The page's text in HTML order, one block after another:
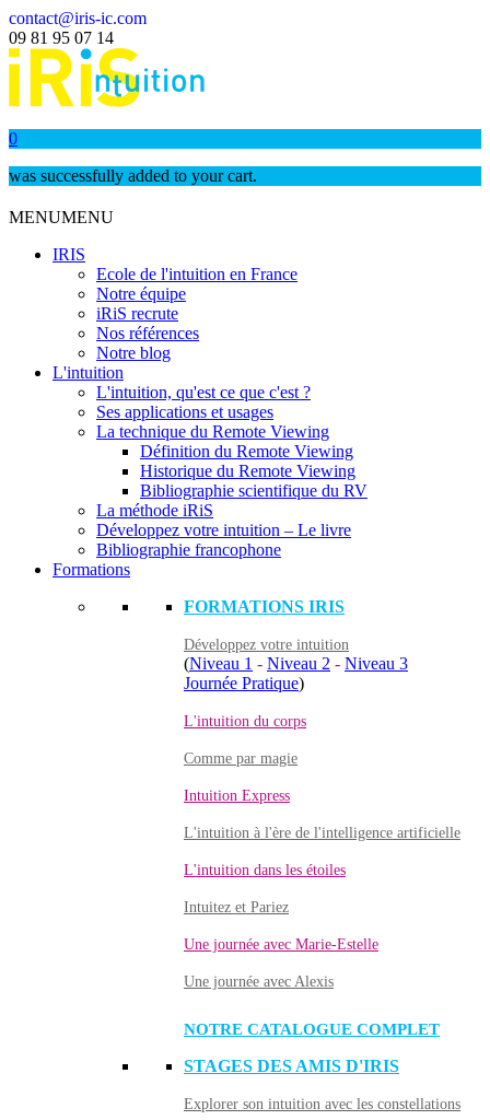
contact@iris-ic.com
09 81 95 07 14
0
was successfully added to your cart.
MENUMENU
IRIS
Ecole de l'intuition en France
Notre équipe
iRiS recrute
Nos références
Notre blog
L'intuition
L'intuition, qu'est ce que c'est ?
Ses applications et usages
La technique du Remote Viewing
Définition du Remote Viewing
Historique du Remote Viewing
Bibliographie scientifique du RV
La méthode iRiS
Développez votre intuition – Le livre
Bibliographie francophone
Formations
FORMATIONS IRIS
Développez votre intuition
(Niveau 1 - Niveau 2 - Niveau 3
Journée Pratique)
L'intuition du corps
Comme par magie
Intuition Express
L'intuition à l'ère de l'intelligence artificielle
L'intuition dans les étoiles
Intuitez et Pariez
Une journée avec Marie-Estelle
Une journée avec Alexis
NOTRE CATALOGUE COMPLET
STAGES DES AMIS D'IRIS
Explorer son intuition avec les constellations